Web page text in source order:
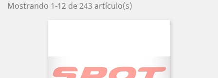
Mostrando 1-12 de 243 artículo(s)